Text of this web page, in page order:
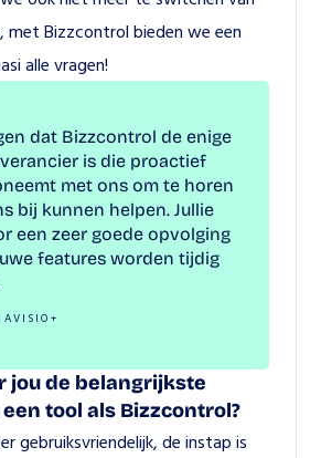
Bizzcontrol bieden we een
alle vragen!
dat Bizzcontrol de enige
is die proactief
met ons om te horen
bij kunnen helpen. Jullie
een zeer goede opvolging
features worden tijdig
AVISIO+
jou de belangrijkste
tool als Bizzcontrol?
gebruiksvriendelijk, de instap is